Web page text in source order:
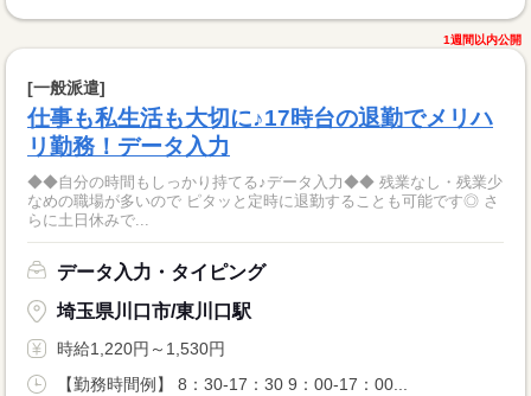
1週間以内公開
[一般派遣]
仕事も私生活も大切に♪17時台の退勤でメリハ
リ勤務！データ入力
◆◆自分の時間もしっかり持てる♪データ入力◆◆ 残業なし・残業少
なめの職場が多いので ピタッと定時に退勤することも可能です◎ さ
らに土日休みで...
データ入力・タイピング
埼玉県川口市/東川口駅
時給1,220円～1,530円
【勤務時間例】 8：30-17：30 9：00-17：00...